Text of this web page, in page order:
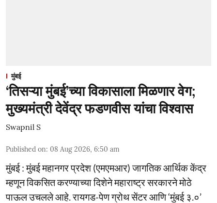
मुंबई
‘तिसऱ्या मुंबई’च्या विकासाला मिळणार वेग;
मुख्यमंत्री देवेंद्र फडणवीस यांचा विश्वास
Swapnil S
Published on: 08 Aug 2026, 6:50 am
मुंबई : मुंबई महानगर प्रदेश (एमएमआर) जागतिक आर्थिक केंद्र
म्हणून विकसित करण्याच्या दिशेने महाराष्ट्र सरकारने मोठे
पाऊल उचलले आहे. रायगड-पेण ग्रोथ सेंटर आणि ‘मुंबई ३.०’